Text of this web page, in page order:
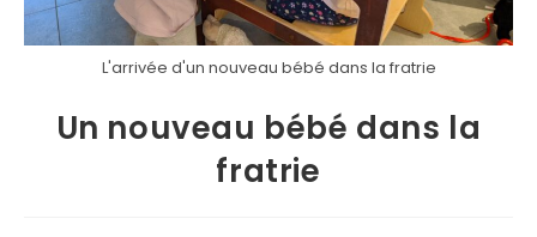
L'arrivée d'un nouveau bébé dans la fratrie
Un nouveau bébé dans la
fratrie